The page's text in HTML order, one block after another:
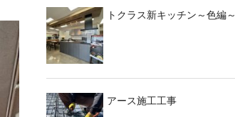
トクラス新キッチン～色編～
アース施工工事